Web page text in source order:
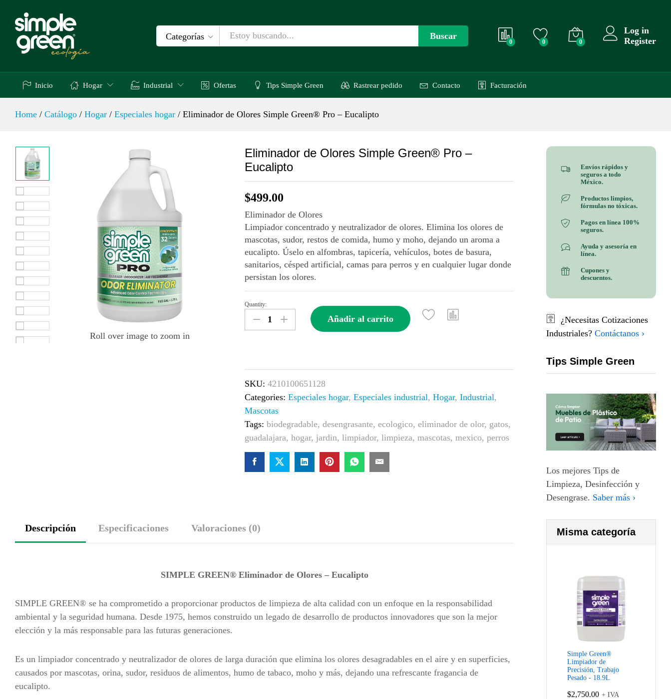
Categorías Buscar
0 0 0
Log in
Register
Inicio Hogar Industrial Ofertas Tips Simple Green Rastrear pedido Contacto Facturación
Home / Catálogo / Hogar / Especiales hogar / Eliminador de Olores Simple Green® Pro – Eucalipto
Roll over image to zoom in
Eliminador de Olores Simple Green® Pro –
Eucalipto
$499.00
Eliminador de Olores
Limpiador concentrado y neutralizador de olores. Elimina los olores de
mascotas, sudor, restos de comida, humo y moho, dejando un aroma a
eucalipto. Úselo en alfombras, tapicería, vehículos, botes de basura,
sanitarios, césped artificial, camas para perros y en cualquier lugar donde
persistan los olores.
Eliminador
–
Eucalipto
quantity
Quantity:
Añadir al carrito
SKU: 4210100651128
Categories: Especiales hogar, Especiales industrial, Hogar, Industrial,
Mascotas
Tags: biodegradable, desengrasante, ecologico, eliminador de olor, gatos,
guadalajara, hogar, jardin, limpiador, limpieza, mascotas, mexico, perros
Descripción Especificaciones Valoraciones (0)
SIMPLE GREEN® Eliminador de Olores – Eucalipto
SIMPLE GREEN® se ha comprometido a proporcionar productos de limpieza de alta calidad con un enfoque en la responsabilidad
ambiental y la seguridad humana. Desde 1975, hemos construido un legado de desarrollo de productos innovadores que son la mejor
elección y la más responsable para las futuras generaciones.
Es un limpiador concentrado y neutralizador de olores de larga duración que elimina los olores desagradables en el aire y en superficies,
causados por mascotas, orina, sudor, residuos de alimentos, humo de tabaco, moho y más, dejando una refrescante fragancia de
eucalipto.
Envíos rápidos y
seguros a todo
México.
Productos limpios,
fórmulas no tóxicas.
Pagos en línea 100%
seguros.
Ayuda y asesoría en
línea.
Cupones y
descuentos.
¿Necesitas Cotizaciones
Industriales?Contáctanos ›
Tips Simple Green
Los mejores Tips de
Limpieza, Desinfección y
Desengrase. Saber más ›
Misma categoría
Simple Green®
Limpiador de
Precisión, Trabajo
Pesado - 18.9L
$2,750.00 + IVA
Descripción